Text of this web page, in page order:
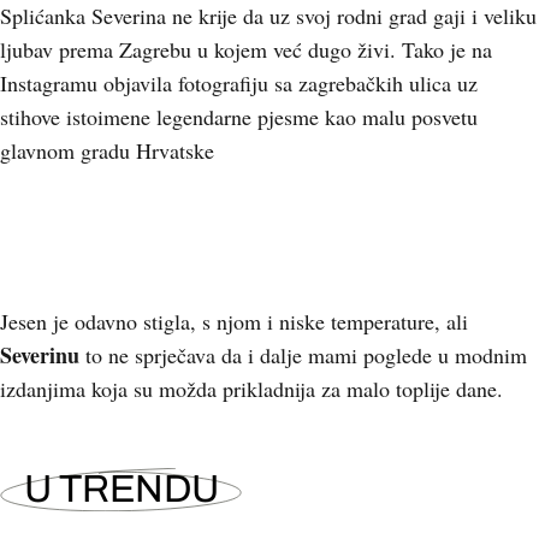
Splićanka Severina ne krije da uz svoj rodni grad gaji i veliku
ljubav prema Zagrebu u kojem već dugo živi. Tako je na
Instagramu objavila fotografiju sa zagrebačkih ulica uz
stihove istoimene legendarne pjesme kao malu posvetu
glavnom gradu Hrvatske
Jesen je odavno stigla, s njom i niske temperature, ali
Severinu to ne sprječava da i dalje mami poglede u modnim
izdanjima koja su možda prikladnija za malo toplije dane.
U TRENDU